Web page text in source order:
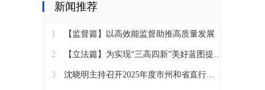
新闻推荐
1 【监督篇】以高效能监督助推高质量发展
2 【立法篇】为实现“三高四新”美好蓝图提供坚实法治保障
3 沈晓明主持召开2025年度市州和省直行业系统党（工）委书记抓基层党建工作述职评议会议